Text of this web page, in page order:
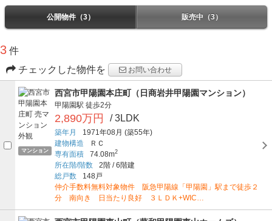
公開物件（3） 販売中（3）
3 件
チェックした物件を
お問い合わせ
マンション
西宮市甲陽園本庄町（日商岩井甲陽園マンション）
甲陽園駅 徒歩2分
2,890万円 / 3LDK
築年月 1971年08月 (築55年)
建物構造
ＲＣ
専有面積
74.08m2
所在階/階数 2階 /6階建
総戸数
148戸
仲介手数料無料対象物件 阪急甲陽線「甲陽園」駅まで徒歩２
分 南向き 日当たり良好 ３ＬＤＫ+WIC…